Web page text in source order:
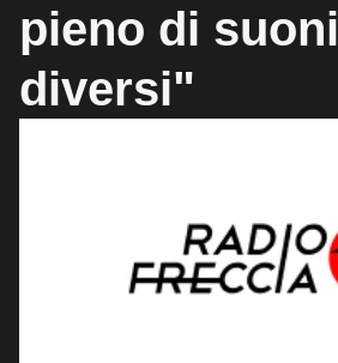
pieno di suoni
diversi"